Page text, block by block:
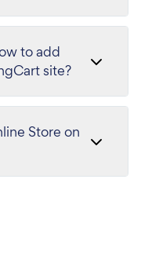
to add
site?
Store on